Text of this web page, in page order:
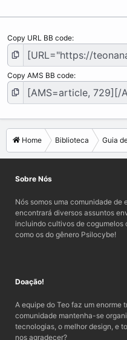
Copy URL BB code
Copy AMS BB code
Home Biblioteca Guia
Sobre Nós
Nós somos uma comunidade
encontrará diversos assuntos
incluindo cultivos de cogumelos
como os do gênero Psilocybe!
Doação!
A equipe do Teo faz um enorme
comunidade mantenha-se
tecnologias, o melhor design, e
nos agradecer?